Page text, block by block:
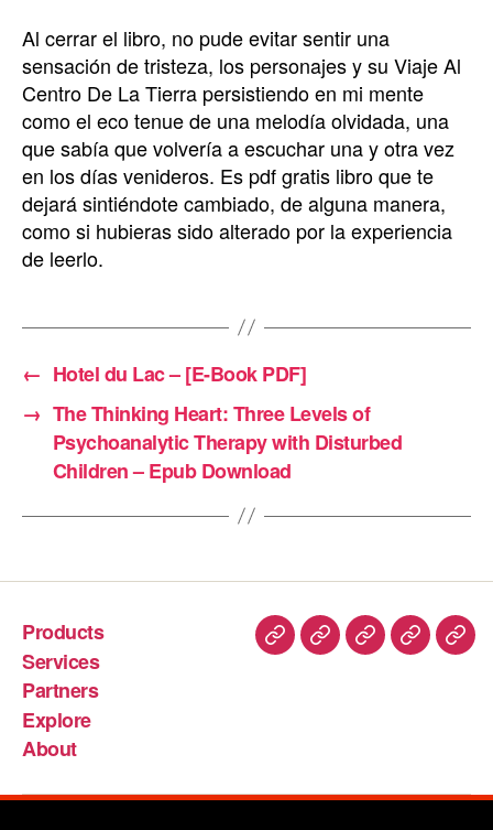
Al cerrar el libro, no pude evitar sentir una
sensación de tristeza, los personajes y su Viaje Al
Centro De La Tierra persistiendo en mi mente
como el eco tenue de una melodía olvidada, una
que sabía que volvería a escuchar una y otra vez
en los días venideros. Es pdf gratis libro que te
dejará sintiéndote cambiado, de alguna manera,
como si hubieras sido alterado por la experiencia
de leerlo.
← Hotel du Lac – [E-Book PDF]
→ The Thinking Heart: Three Levels of
Psychoanalytic Therapy with Disturbed
Children – Epub Download
Products
Services
Partners
Explore
About